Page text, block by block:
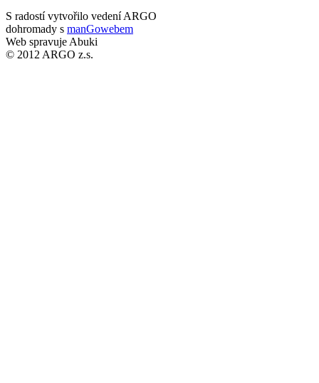
S radostí vytvořilo vedení ARGO
dohromady s manGowebem
Web spravuje Abuki
© 2012 ARGO z.s.